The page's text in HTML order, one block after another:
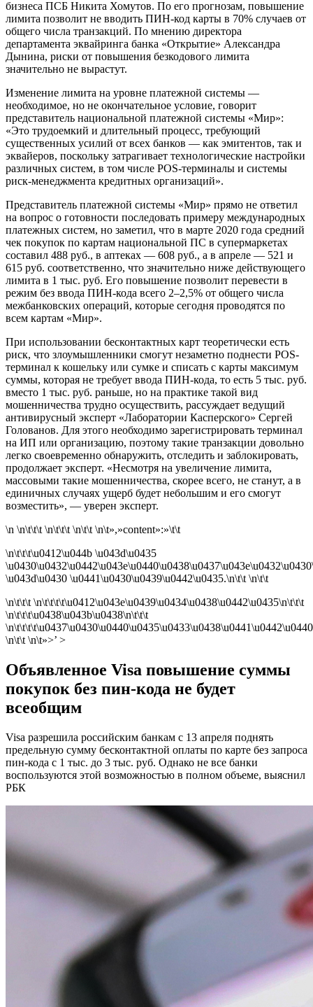
бизнеса ПСБ Никита Хомутов. По его прогнозам, повышение
лимита позволит не вводить ПИН-код карты в 70% случаев от
общего числа транзакций. По мнению директора
департамента эквайринга банка «Открытие» Александра
Дынина, риски от повышения безкодового лимита
значительно не вырастут.
Изменение лимита на уровне платежной системы —
необходимое, но не окончательное условие, говорит
представитель национальной платежной системы «Мир»:
«Это трудоемкий и длительный процесс, требующий
существенных усилий от всех банков — как эмитентов, так и
эквайеров, поскольку затрагивает технологические настройки
различных систем, в том числе POS-терминалы и системы
риск-менеджмента кредитных организаций».
Представитель платежной системы «Мир» прямо не ответил
на вопрос о готовности последовать примеру международных
платежных систем, но заметил, что в марте 2020 года средний
чек покупок по картам национальной ПС в супермаркетах
составил 488 руб., в аптеках — 608 руб., а в апреле — 521 и
615 руб. соответственно, что значительно ниже действующего
лимита в 1 тыс. руб. Его повышение позволит перевести в
режим без ввода ПИН-кода всего 2–2,5% от общего числа
межбанковских операций, которые сегодня проводятся по
всем картам «Мир».
При использовании бесконтактных карт теоретически есть
риск, что злоумышленники смогут незаметно поднести POS-
терминал к кошельку или сумке и списать с карты максимум
суммы, которая не требует ввода ПИН-кода, то есть 5 тыс. руб.
вместо 1 тыс. руб. раньше, но на практике такой вид
мошенничества трудно осуществить, рассуждает ведущий
антивирусный эксперт «Лаборатории Касперского» Сергей
Голованов. Для этого необходимо зарегистрировать терминал
на ИП или организацию, поэтому такие транзакции довольно
легко своевременно обнаружить, отследить и заблокировать,
продолжает эксперт. «Несмотря на увеличение лимита,
массовыми такие мошенничества, скорее всего, не станут, а в
единичных случаях ущерб будет небольшим и его смогут
возместить», — уверен эксперт.
\n \n\t\t\t \n\t\t\t \n\t\t \n\t»,»content»:»\t\t
\n\t\t\t\u0412\u044b \u043d\u0435
\u043d\u0430 \u0441\u0430\u0439\u0442\u0435.\n\t\t \n\t\t
\n\t\t\t \n\t\t\t\t\u0412\u043e\u0439\u0434\u0438\u0442\u0435\n\t\t\t
\n\t\t\t\u0438\u043b\u0438\n\t\t\t
\n\t\t \n\t»>’ >
Объявленное Visa повышение суммы
покупок без пин-кода не будет
всеобщим
Visa разрешила российским банкам с 13 апреля поднять
предельную сумму бесконтактной оплаты по карте без запроса
пин-кода с 1 тыс. до 3 тыс. руб. Однако не все банки
воспользуются этой возможностью в полном объеме, выяснил
РБК